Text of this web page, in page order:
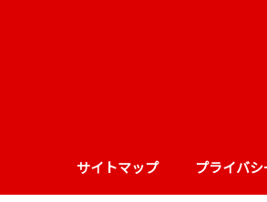
サイトマップ プライバ